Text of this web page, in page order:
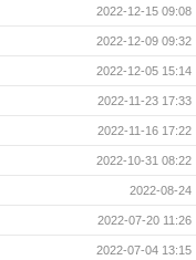
2022-12-15 09:08
2022-12-09 09:32
2022-12-05 15:14
2022-11-23 17:33
2022-11-16 17:22
2022-10-31 08:22
2022-08-24
2022-07-20 11:26
2022-07-04 13:15